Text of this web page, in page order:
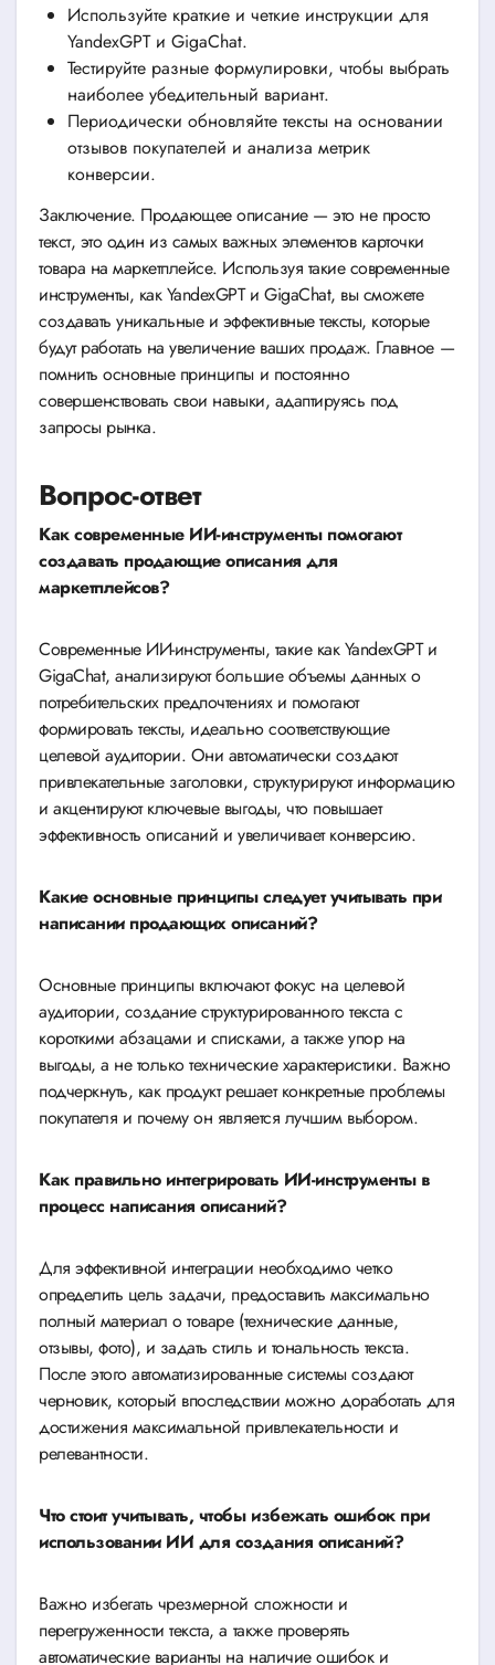
Используйте краткие и четкие инструкции для
YandexGPT и GigaChat.
Тестируйте разные формулировки, чтобы выбрать
наиболее убедительный вариант.
Периодически обновляйте тексты на основании
отзывов покупателей и анализа метрик
конверсии.
Заключение. Продающее описание — это не просто
текст, это один из самых важных элементов карточки
товара на маркетплейсе. Используя такие современные
инструменты, как YandexGPT и GigaChat, вы сможете
создавать уникальные и эффективные тексты, которые
будут работать на увеличение ваших продаж. Главное —
помнить основные принципы и постоянно
совершенствовать свои навыки, адаптируясь под
запросы рынка.
Вопрос-ответ
Как современные ИИ-инструменты помогают
создавать продающие описания для
маркетплейсов?
Современные ИИ-инструменты, такие как YandexGPT и
GigaChat, анализируют большие объемы данных о
потребительских предпочтениях и помогают
формировать тексты, идеально соответствующие
целевой аудитории. Они автоматически создают
привлекательные заголовки, структурируют информацию
и акцентируют ключевые выгоды, что повышает
эффективность описаний и увеличивает конверсию.
Какие основные принципы следует учитывать при
написании продающих описаний?
Основные принципы включают фокус на целевой
аудитории, создание структурированного текста с
короткими абзацами и списками, а также упор на
выгоды, а не только технические характеристики. Важно
подчеркнуть, как продукт решает конкретные проблемы
покупателя и почему он является лучшим выбором.
Как правильно интегрировать ИИ-инструменты в
процесс написания описаний?
Для эффективной интеграции необходимо четко
определить цель задачи, предоставить максимально
полный материал о товаре (технические данные,
отзывы, фото), и задать стиль и тональность текста.
После этого автоматизированные системы создают
черновик, который впоследствии можно доработать для
достижения максимальной привлекательности и
релевантности.
Что стоит учитывать, чтобы избежать ошибок при
использовании ИИ для создания описаний?
Важно избегать чрезмерной сложности и
перегруженности текста, а также проверять
автоматические варианты на наличие ошибок и